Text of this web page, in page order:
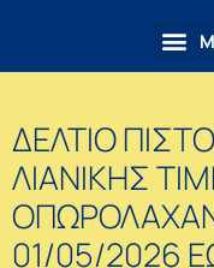
ΔΕΛΤΙΟ
ΛΙΑΝΙΚΗΣ
01/05/2026